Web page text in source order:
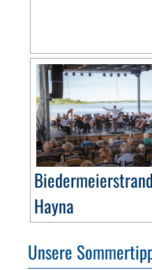
Biedermeierstrand
Hayna
Unsere